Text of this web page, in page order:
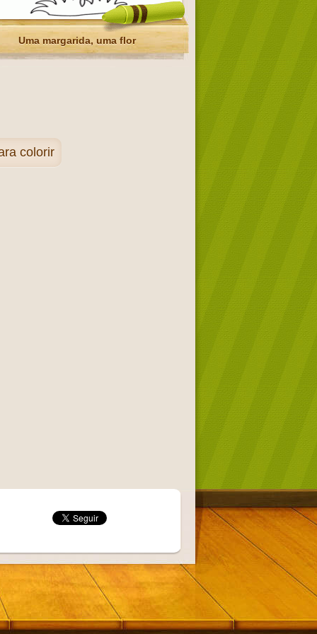
Uma margarida, uma flor
colorir